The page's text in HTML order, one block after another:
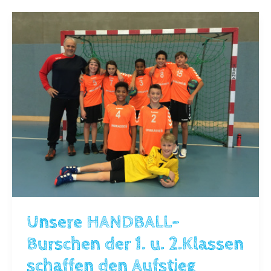
Unsere HANDBALL-
Burschen der 1. u. 2.Klassen
schaffen den Aufstieg